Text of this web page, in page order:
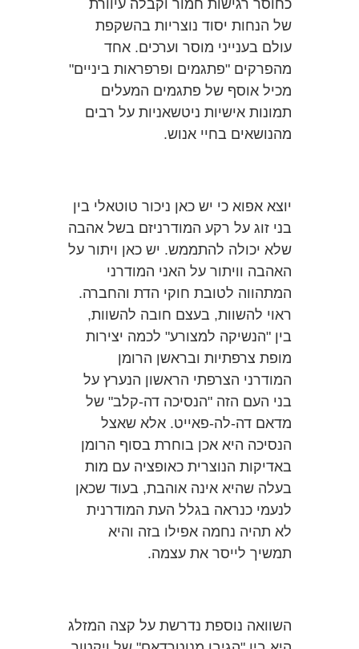
כחוסר רגישות חמור וקבלה עיוורת
של הנחות יסוד נוצריות בהשקפת
עולם בענייני מוסר וערכים. אחד
מהפרקים "פתגמים ופרפראות ביניים"
מכיל אוסף של פתגמים המעלים
תמונות אישיות ניטשאניות על רבים
מהנושאים בחיי אנוש.
יוצא אפוא כי יש כאן ניכור טוטאלי בין
בני זוג על רקע המודרניזם בשל אהבה
שלא יכולה להתממש. יש כאן ויתור על
האהבה וויתור על האני המודרני
המתהווה לטובת חוקי הדת והחברה.
ראוי להשוות, בעצם חובה להשוות,
בין "הנשיקה למצורע" לכמה יצירות
מופת צרפתיות ובראשן הרומן
המודרני הצרפתי הראשון הנערץ על
בני העם הזה "הנסיכה דה-קלב" של
מדאם דה-לה-פאייט. אלא שאצל
הנסיכה היא אכן בוחרת בסוף הרומן
באדיקות הנוצרית כאופציה עם מות
בעלה שהיא אינה אוהבת, בעוד שכאן
לנעמי כנראה בגלל העת המודרנית
לא תהיה נחמה אפילו בזה והיא
תמשיך לייסר את עצמה.
השוואה נוספת נדרשת על קצה המזלג